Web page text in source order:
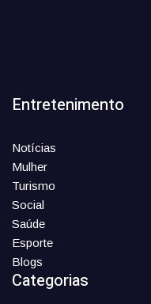
Entretenimento
Notícias
Mulher
Turismo
Social
Saúde
Esporte
Blogs
Categorias